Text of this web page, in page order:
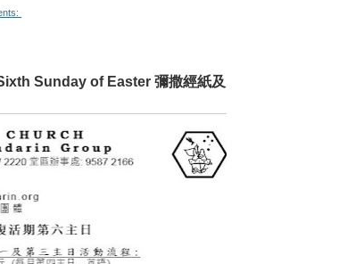
Sunday of Easter 彌撒經紙及